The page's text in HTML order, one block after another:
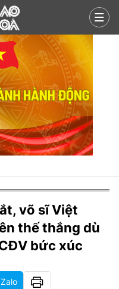
võ sĩ Việt
thế thắng dù
bức xúc